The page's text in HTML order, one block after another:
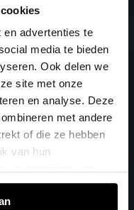
en advertenties te
media te bieden
Ook delen we
site met onze
en analyse. Deze
met andere
of die ze hebben
van hun
samengevoegd via